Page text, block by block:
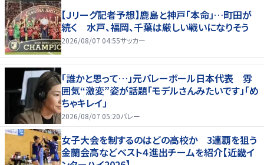
【Ｊリーグ記者予想】鹿島と神戸「本命」…町田が
続く 水戸、福岡、千葉は厳しい戦いになりそう
2026/08/07 04:55サッカー
「誰かと思って…」元バレーボール日本代表 雰
囲気“激変”姿が話題「モデルさんみたいです」「め
ちゃキレイ」
2026/08/07 05:20バレー
女子大会を制するのはどの高校か 3連覇を狙う
金蘭会高などベスト４進出チームを紹介【近畿イ